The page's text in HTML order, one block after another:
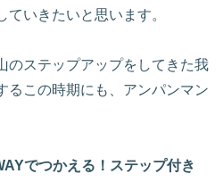
ていきたいと思います。
のステップアップをしてきた我
るこの時期にも、アンパンマン
でつかえる！ステップ付き